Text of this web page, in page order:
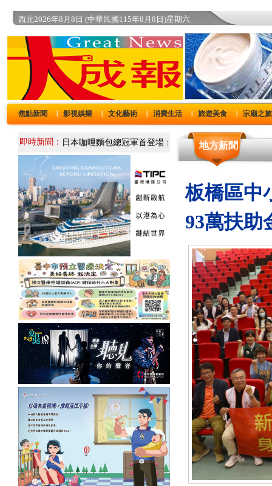
西元2026年8月8日 (中華民國115年8月8日)星期六
焦點新聞 影視娛樂 文化藝術 消費生活 旅遊美食 宗廟之旅
即時新聞： 地方新聞
板橋區中
93萬扶助